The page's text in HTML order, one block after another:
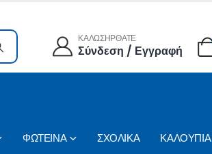
ΚΑΛΩΣΗΡΘΑΤΕ
Σύνδεση / Εγγραφή
ΦΩΤΕΙΝΑ ΣΧΟΛΙΚΑ ΚΑΛΟΥΠΙΑ